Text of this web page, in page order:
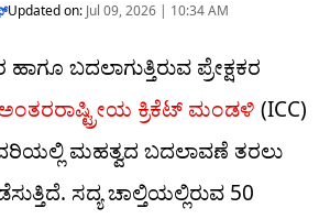
Updated on: Jul 09, 2026 | 10:34 AM
ಬದಲಾಗುತ್ತಿರುವ ಪ್ರೇಕ್ಷಕರ
ಕ್ರಿಕೆಟ್ ಮಂಡಳಿ (ICC)
ಮಹತ್ವದ ಬದಲಾವಣೆ ತರಲು
ಸದ್ಯ ಚಾಲ್ತಿಯಲ್ಲಿರುವ 50